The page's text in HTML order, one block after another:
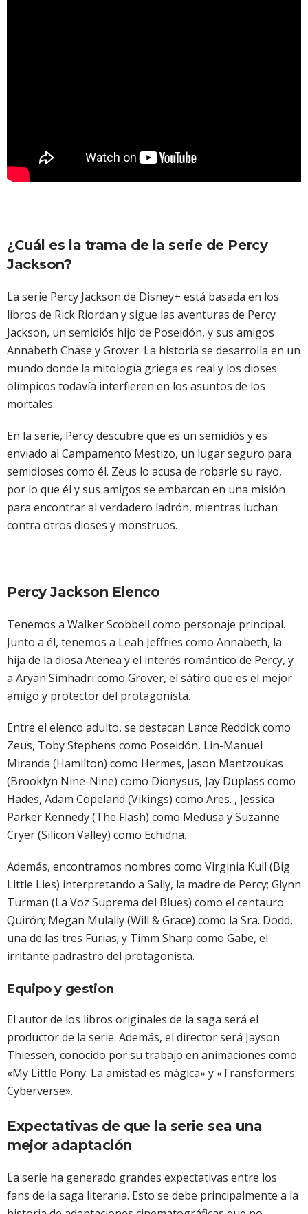
¿Cuál es la trama de la serie de Percy
Jackson?
La serie Percy Jackson de Disney+ está basada en los
libros de Rick Riordan y sigue las aventuras de Percy
Jackson, un semidiós hijo de Poseidón, y sus amigos
Annabeth Chase y Grover. La historia se desarrolla en un
mundo donde la mitología griega es real y los dioses
olímpicos todavía interfieren en los asuntos de los
mortales.
En la serie, Percy descubre que es un semidiós y es
enviado al Campamento Mestizo, un lugar seguro para
semidioses como él. Zeus lo acusa de robarle su rayo,
por lo que él y sus amigos se embarcan en una misión
para encontrar al verdadero ladrón, mientras luchan
contra otros dioses y monstruos.
Percy Jackson Elenco
Tenemos a Walker Scobbell como personaje principal.
Junto a él, tenemos a Leah Jeffries como Annabeth, la
hija de la diosa Atenea y el interés romántico de Percy, y
a Aryan Simhadri como Grover, el sátiro que es el mejor
amigo y protector del protagonista.
Entre el elenco adulto, se destacan Lance Reddick como
Zeus, Toby Stephens como Poseidón, Lin-Manuel
Miranda (Hamilton) como Hermes, Jason Mantzoukas
(Brooklyn Nine-Nine) como Dionysus, Jay Duplass como
Hades, Adam Copeland (Vikings) como Ares. , Jessica
Parker Kennedy (The Flash) como Medusa y Suzanne
Cryer (Silicon Valley) como Echidna.
Además, encontramos nombres como Virginia Kull (Big
Little Lies) interpretando a Sally, la madre de Percy; Glynn
Turman (La Voz Suprema del Blues) como el centauro
Quirón; Megan Mulally (Will & Grace) como la Sra. Dodd,
una de las tres Furias; y Timm Sharp como Gabe, el
irritante padrastro del protagonista.
Equipo y gestion
El autor de los libros originales de la saga será el
productor de la serie. Además, el director será Jayson
Thiessen, conocido por su trabajo en animaciones como
«My Little Pony: La amistad es mágica» y «Transformers:
Cyberverse».
Expectativas de que la serie sea una
mejor adaptación
La serie ha generado grandes expectativas entre los
fans de la saga literaria. Esto se debe principalmente a la